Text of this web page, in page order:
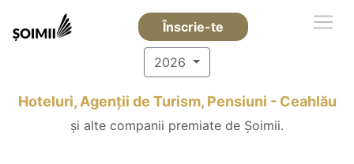
Înscrie-te
2026
Hoteluri, Agenții de Turism, Pensiuni - Ceahlău
și alte companii premiate de Șoimii.